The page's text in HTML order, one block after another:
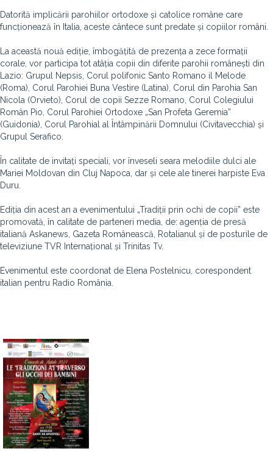
Datorită implicării parohiilor ortodoxe și catolice române care
funcționează în Italia, aceste cântece sunt predate și copiilor români.
La această nouă ediție, îmbogățită de prezența a zece formații
corale, vor participa tot atâția copii din diferite parohii românești din
Lazio: Grupul Nepsis, Corul polifonic Santo Romano il Melode
(Roma), Corul Parohiei Buna Vestire (Latina), Corul din Parohia San
Nicola (Orvieto), Corul de copii Sezze Romano, Corul Colegiului
Român Pio, Corul Parohiei Ortodoxe „San Profeta Geremia”
(Guidonia), Corul Parohial al Întâmpinării Domnului (Civitavecchia) și
Grupul Serafico.
În calitate de invitați speciali, vor înveseli seara melodiile dulci ale
Mariei Moldovan din Cluj Napoca, dar și cele ale tinerei harpiste Eva
Duru.
Ediția din acest an a evenimentului „Tradiții prin ochi de copii” este
promovată, în calitate de parteneri media, de: agenția de presă
italiană Askanews, Gazeta Românească, Rotalianul și de posturile de
televiziune TVR Internațional și Trinitas Tv.
Evenimentul este coordonat de Elena Postelnicu, corespondent
italian pentru Radio România.